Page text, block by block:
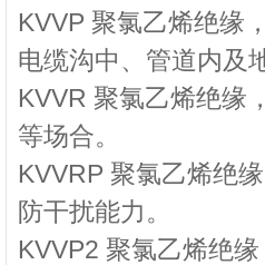
KVVP 聚氯乙烯绝缘
电缆沟中、管道内及
KVVR 聚氯乙烯绝缘
等场合。
KVVRP 聚氯乙烯绝
防干扰能力。
KVVP2 聚氯乙烯绝